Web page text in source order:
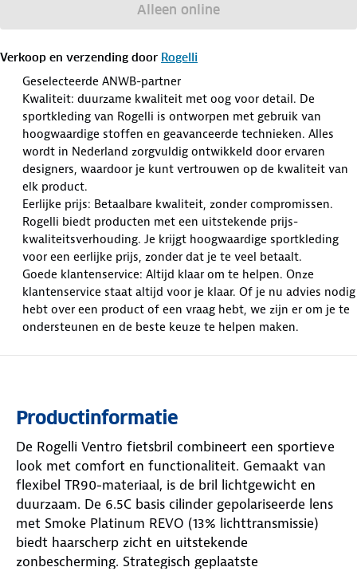
Alleen online
Verkoop en verzending door Rogelli
Geselecteerde ANWB-partner
Kwaliteit: duurzame kwaliteit met oog voor detail. De
sportkleding van Rogelli is ontworpen met gebruik van
hoogwaardige stoffen en geavanceerde technieken. Alles
wordt in Nederland zorgvuldig ontwikkeld door ervaren
designers, waardoor je kunt vertrouwen op de kwaliteit van
elk product.
Eerlijke prijs: Betaalbare kwaliteit, zonder compromissen.
Rogelli biedt producten met een uitstekende prijs-
kwaliteitsverhouding. Je krijgt hoogwaardige sportkleding
voor een eerlijke prijs, zonder dat je te veel betaalt.
Goede klantenservice: Altijd klaar om te helpen. Onze
klantenservice staat altijd voor je klaar. Of je nu advies nodig
hebt over een product of een vraag hebt, we zijn er om je te
ondersteunen en de beste keuze te helpen maken.
Productinformatie
De Rogelli Ventro fietsbril combineert een sportieve
look met comfort en functionaliteit. Gemaakt van
flexibel TR90-materiaal, is de bril lichtgewicht en
duurzaam. De 6.5C basis cilinder gepolariseerde lens
met Smoke Platinum REVO (13% lichttransmissie)
biedt haarscherp zicht en uitstekende
zonbescherming. Strategisch geplaatste